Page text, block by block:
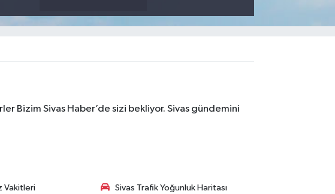
Bizim Sivas Haber’de sizi bekliyor. Sivas gündemini
Vakitleri Sivas Trafik Yoğunluk Haritası